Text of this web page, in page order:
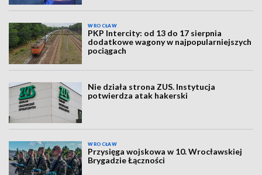
WROCŁAW
PKP Intercity: od 13 do 17 sierpnia
dodatkowe wagony w najpopularniejszych
pociągach
Nie działa strona ZUS. Instytucja
potwierdza atak hakerski
WROCŁAW
Przysięga wojskowa w 10. Wrocławskiej
Brygadzie Łączności